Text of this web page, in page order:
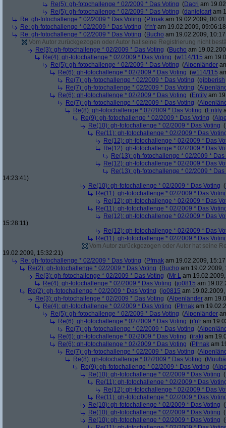
Re(5): gh-fotochallenge * 02/2009 * Das Voting (Dacri am
Re(5): gh-fotochallenge * 02/2009 * Das Voting (danielcart am
Re: gh-fotochallenge * 02/2009 * Das Voting (Pfrnak am 19.02.2009,
Re: gh-fotochallenge * 02/2009 * Das Voting (r'n'r am 19.02.2009,
Re: gh-fotochallenge * 02/2009 * Das Voting (Bucho am 19.02.2009,
Vom Autor zurückgezogen oder Autor hat seine Registrierung nicht
Re(3): gh-fotochallenge * 02/2009 * Das Voting (Bucho am
Re(4): gh-fotochallenge * 02/2009 * Das Voting (w114/115 am
Re(5): gh-fotochallenge * 02/2009 * Das Voting (Alpenländer
Re(6): gh-fotochallenge * 02/2009 * Das Voting (w114/115
Re(7): gh-fotochallenge * 02/2009 * Das Voting (gibberish
Re(7): gh-fotochallenge * 02/2009 * Das Voting (
Re(6): gh-fotochallenge * 02/2009 * Das Voting (Entity am
Re(7): gh-fotochallenge * 02/2009 * Das Voting (
Re(8): gh-fotochallenge * 02/2009 * Das Voting (Entity
Re(9): gh-fotochallenge * 02/2009 * Das Voting (
Re(10): gh-fotochallenge * 02/2009 * Das Voting (
Re(11): gh-fotochallenge * 02/2009 * Das
Re(12): gh-fotochallenge * 02/2009 * Das
Re(12): gh-fotochallenge * 02/2009 * Das
Re(13): gh-fotochallenge * 02/2009 * Das
Re(12): gh-fotochallenge * 02/2009 * Das
Re(13): gh-fotochallenge * 02/2009 * Das
14:23:41)
Re(10): gh-fotochallenge * 02/2009 * Das Voting (
Re(11): gh-fotochallenge * 02/2009 * Das
Re(12): gh-fotochallenge * 02/2009 * Das
Re(11): gh-fotochallenge * 02/2009 * Das
Re(12): gh-fotochallenge * 02/2009 * Das
15:28:11)
Re(12): gh-fotochallenge * 02/2009 * Das
Re(11): gh-fotochallenge * 02/2009 * Das
Vom Autor zurückgezogen oder Autor hat seine
19.02.2009, 15:32:21)
Re: gh-fotochallenge * 02/2009 * Das Voting (Pfrnak am 19.02.2009,
Re(2): gh-fotochallenge * 02/2009 * Das Voting (Bucho am 19.02.2009,
Re(3): gh-fotochallenge * 02/2009 * Das Voting (Mr L am
Re(4): gh-fotochallenge * 02/2009 * Das Voting (jo0815 am
Re(2): gh-fotochallenge * 02/2009 * Das Voting (jo0815 am
Re(3): gh-fotochallenge * 02/2009 * Das Voting (Alpenländer am
Re(4): gh-fotochallenge * 02/2009 * Das Voting (Pfrnak am
Re(5): gh-fotochallenge * 02/2009 * Das Voting (Alpenländer
Re(6): gh-fotochallenge * 02/2009 * Das Voting (r'n'r am
Re(7): gh-fotochallenge * 02/2009 * Das Voting (
Re(6): gh-fotochallenge * 02/2009 * Das Voting (iraki am
Re(6): gh-fotochallenge * 02/2009 * Das Voting (Pfrnak am
Re(7): gh-fotochallenge * 02/2009 * Das Voting (
Re(8): gh-fotochallenge * 02/2009 * Das Voting (
Re(9): gh-fotochallenge * 02/2009 * Das Voting (
Re(10): gh-fotochallenge * 02/2009 * Das Voting (
Re(11): gh-fotochallenge * 02/2009 * Das
Re(12): gh-fotochallenge * 02/2009 * Das
Re(11): gh-fotochallenge * 02/2009 * Das
Re(10): gh-fotochallenge * 02/2009 * Das Voting (
Re(10): gh-fotochallenge * 02/2009 * Das Voting (
Re(10): gh-fotochallenge * 02/2009 * Das Voting (